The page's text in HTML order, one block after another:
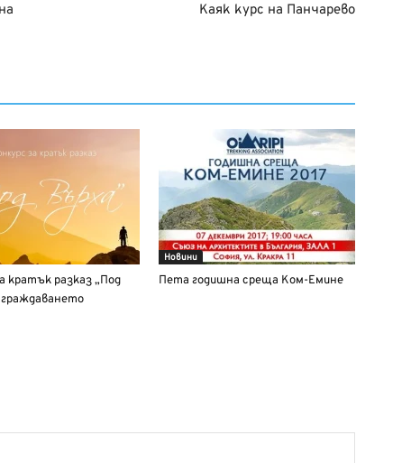
Каяк курс на Панчарево
кратък разказ „Под
Новини
Пета годишна среща Ком-Емине